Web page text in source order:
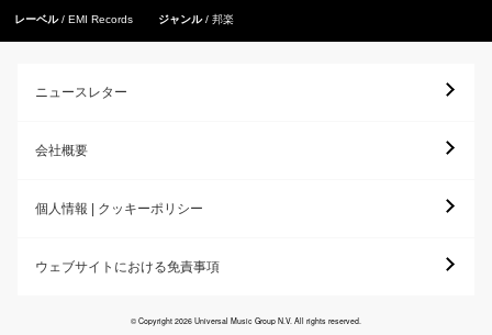
レーベル EMI Records ジャンル 邦楽
ニュースレター
会社概要
個人情報 | クッキーポリシー
ウェブサイトにおける免責事項
© Copyright 2026 Universal Music Group N.V. All rights reserved.